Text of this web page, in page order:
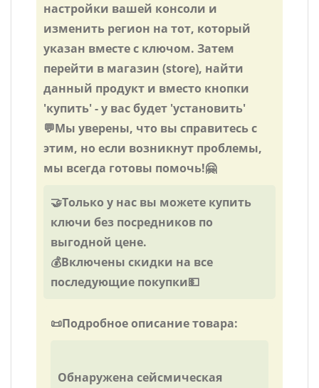
настройки вашей консоли и
изменить регион на тот, который
указан вместе с ключом. Затем
перейти в магазин (store), найти
данный продукт и вместо кнопки
'купить' - у вас будет 'установить'
💬Мы уверены, что вы справитесь с
этим, но если возникнут проблемы,
мы всегда готовы помочь!🤗
🤝Только у нас вы можете купить
ключи без посредников по
выгодной цене.
💰Включены скидки на все
последующие покупки💵
📜Подробное описание товара:
Обнаружена сейсмическая